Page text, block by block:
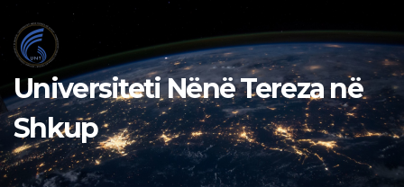
to
content
Universiteti Nënë Tereza në
Shkup